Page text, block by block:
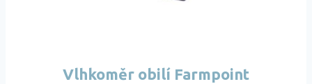
Vlhkoměr obilí Farmpoint